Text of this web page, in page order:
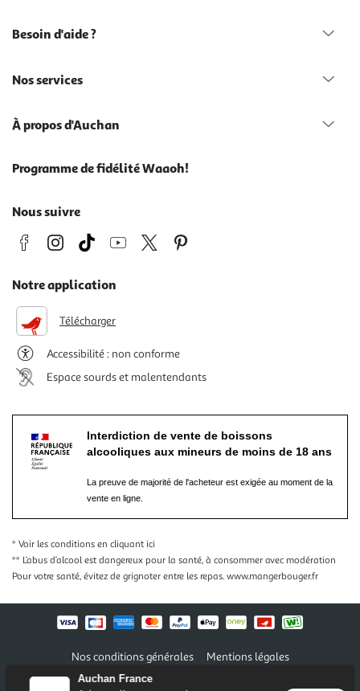
Auchan France
Besoin d'aide ?
Nos services
À propos d'Auchan
Programme de fidélité Waaoh!
Nous suivre
Notre application
Télécharger
Accessibilité : non conforme
Espace sourds et malentendants
Interdiction de vente de boissons
alcooliques aux mineurs de moins de 18 ans
La preuve de majorité de l'acheteur est exigée au moment de la
vente en ligne.
* Voir les conditions en cliquant ici
** L’abus d’alcool est dangereux pour la santé, à consommer avec modération
Pour votre santé, évitez de grignoter entre les repas. www.mangerbouger.fr
Nos conditions générales
Mentions légales
Conditions des offres et promotions